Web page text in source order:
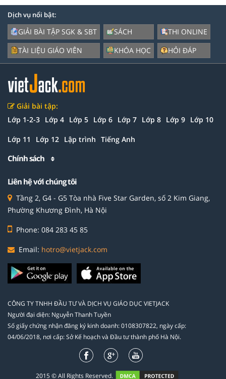
Dịch vụ nổi bật:
GIẢI BÀI TẬP SGK & SBT
TÀI LIỆU GIÁO VIÊN
SÁCH
KHÓA HỌC
THI ONLINE
HỎI ĐÁP
Giải bài tập:
Lớp 1-2-3 Lớp 4 Lớp 5 Lớp 6 Lớp 7 Lớp 8 Lớp 9 Lớp 10
Lớp 11 Lớp 12 Lập trình Tiếng Anh
Chính sách
Liên hệ với chúng tôi
Tầng 2, G4 - G5 Tòa nhà Five Star Garden, số 2 Kim Giang,
Phường Khương Đình, Hà Nội
Phone: 084 283 45 85
Email: hotro@vietjack.com
CÔNG TY TNHH ĐẦU TƯ VÀ DỊCH VỤ GIÁO DỤC VIETJACK
Người đại diện: Nguyễn Thanh Tuyền
Số giấy chứng nhận đăng ký kinh doanh: 0108307822, ngày cấp:
04/06/2018, nơi cấp: Sở Kế hoạch và Đầu tư thành phố Hà Nội.
2015 © All Rights Reserved.